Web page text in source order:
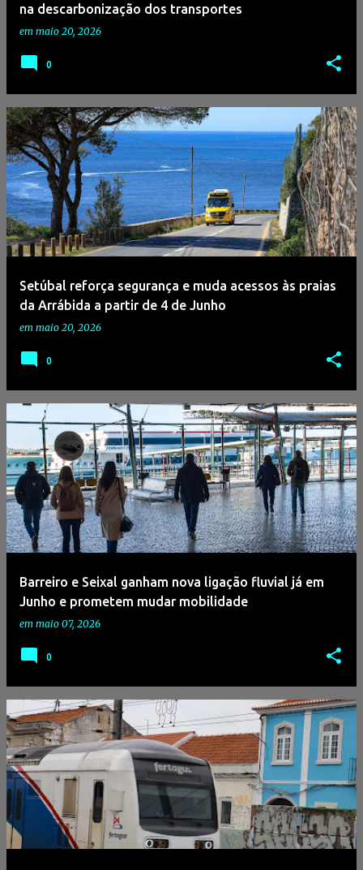
na descarbonização dos transportes
em maio 20, 2026
0
Setúbal reforça segurança e muda acessos às praias
da Arrábida a partir de 4 de Junho
em maio 20, 2026
0
Barreiro e Seixal ganham nova ligação fluvial já em
Junho e prometem mudar mobilidade
em maio 07, 2026
0